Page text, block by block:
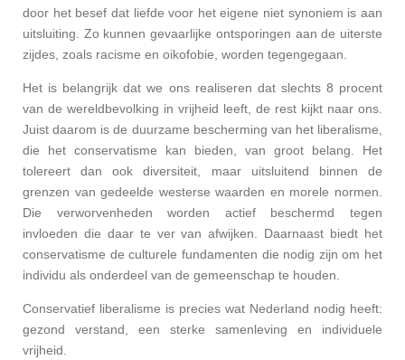
door het besef dat liefde voor het eigene niet synoniem is aan
uitsluiting. Zo kunnen gevaarlijke ontsporingen aan de uiterste
zijdes, zoals racisme en oikofobie, worden tegengegaan.
Het is belangrijk dat we ons realiseren dat slechts 8 procent
van de wereldbevolking in vrijheid leeft, de rest kijkt naar ons.
Juist daarom is de duurzame bescherming van het liberalisme,
die het conservatisme kan bieden, van groot belang. Het
tolereert dan ook diversiteit, maar uitsluitend binnen de
grenzen van gedeelde westerse waarden en morele normen.
Die verworvenheden worden actief beschermd tegen
invloeden die daar te ver van afwijken. Daarnaast biedt het
conservatisme de culturele fundamenten die nodig zijn om het
individu als onderdeel van de gemeenschap te houden.
Conservatief liberalisme is precies wat Nederland nodig heeft:
gezond verstand, een sterke samenleving en individuele
vrijheid.